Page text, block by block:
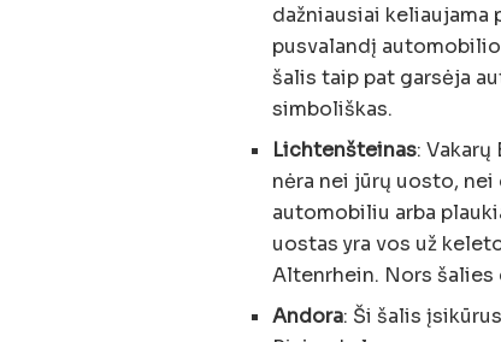
dažniausiai
pusvalandį
šalis taip pat garsėja
simboliškas.
Lichtenšteinas:
nėra nei jūrų uosto,
automobiliu arba
uostas yra vos už
Altenrhein. Nors
Andora: Ši šalis